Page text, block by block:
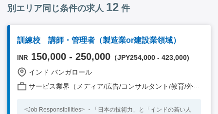
別エリア同じ条件の求人 12 件
訓練校 講師・管理者（製造業or建設業領域）
INR 150,000 - 250,000 （JPY254,000 - 423,000)
インド バンガロール
サービス業界（メディア/広告/コンサルタント/教育/外食/飲食/美容/娯楽/士業 他）
<Job Responsibilities> ・「日本の技術力」と「インドの若い人